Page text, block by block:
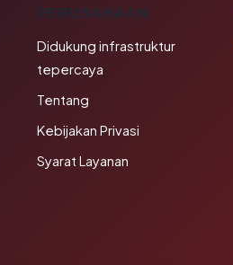
PERUSAHAAN
Didukung infrastruktur
tepercaya
Tentang
Kebijakan Privasi
Syarat Layanan